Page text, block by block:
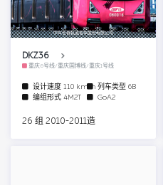
中车长春轨道客车股份有限公司
DKZ36
重庆6号线/重庆国博线/重庆1号线
设计速度 110 km/h列车类型 6B
编组形式 4M2T GoA2
26 组 2010-2011造